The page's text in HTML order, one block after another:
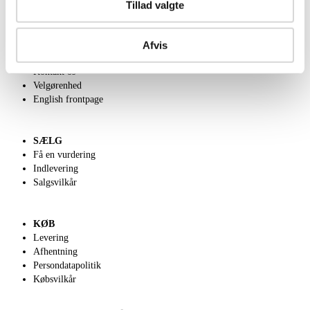
Tillad valgte
Afvis
Kontakt os
Velgørenhed
English frontpage
SÆLG
Få en vurdering
Indlevering
Salgsvilkår
KØB
Levering
Afhentning
Persondatapolitik
Købsvilkår